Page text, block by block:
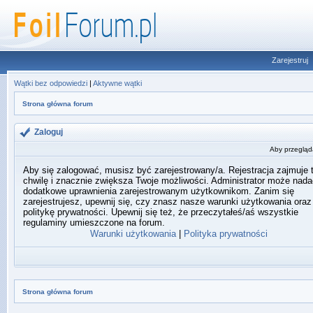
Zarejestruj
Wątki bez odpowiedzi | Aktywne wątki
Strona główna forum
Zaloguj
Aby
Aby się zalogować, musisz być zarejestrowany/a. Rejestracja zajmuje
chwilę i znacznie zwiększa Twoje możliwości. Administrator może
dodatkowe uprawnienia zarejestrowanym użytkownikom. Zanim się
zarejestrujesz, upewnij się, czy znasz nasze warunki użytkowania oraz
politykę prywatności. Upewnij się też, że przeczytałeś/aś wszystkie
regulaminy umieszczone na forum.
Warunki użytkowania| Polityka prywatności
Strona główna forum